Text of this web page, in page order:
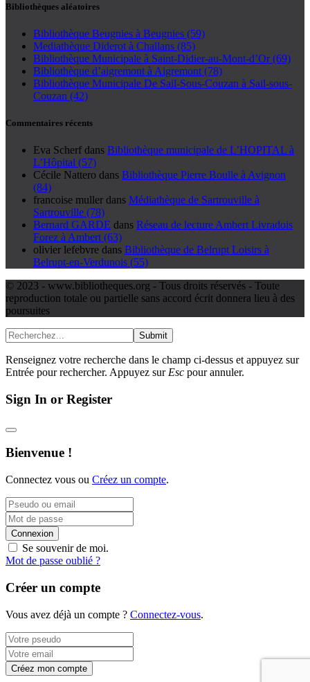
Bibliothèques aléatoires
Bibliothèque Beugnies à Beugnies (59)
Mediathèque Diderot à Challans (85)
Bibliothèque Municipale à Saint-Didier-au-Mont-d’Or (69)
Bibliothèque d’aigremont à Aigremont (78)
Bibliothèque Municipale De Sail-Sous-Couzan à Sail-sous-
Couzan (42)
Commentaires récents
Eva Scherf dans Bibliothèque municipale de L’HOPITAL à
L’Hôpital (57)
Cécile Nattero dans Bibliothèque Pierre Boulle à Avignon
(84)
francoise muller dans Médiathèque de Sartrouville à
Sartrouville (78)
Bernard GARDE dans Réseau de lecture Ambert Livradois
Forez à Ambert (63)
olivier lefebvre dans Bibliothèque de Belrupt Loisirs à
Belrupt-en-Verdunois (55)
© 2023 - www.bibliotheques.org - Tous droits réservés - Toute
reproduction totale ou partielle sans accord écrit donnera lieu à des
poursuites
Submit
Renseignez votre recherche dans le champ ci-dessus et appuyez sur
Entrée pour rechercher. Appuyez sur Esc pour annuler.
Sign In or Register
Bienvenue !
Connectez vous ou Créez un compte.
Connexion
Se souvenir de moi.
Mot de passe oublié ?
Créer un compte
Vous avez déjà un compte ? Connectez-vous.
Créez mon compte